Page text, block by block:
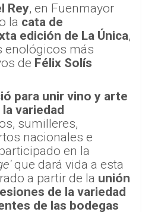
Rey, en Fuenmayor
la cata de
edición de La Única,
enológicos más
de Félix Solís
para unir vino y arte
variedad
sumilleres,
nacionales e
en la
que dará vida a esta
a partir de la unión
de la variedad
de las bodegas